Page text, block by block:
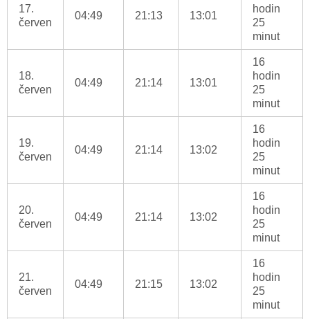
17.
červen
04:49 21:13 13:01
hodin
25
minut
18.
červen
04:49 21:14 13:01
16
hodin
25
minut
19.
červen
04:49 21:14 13:02
16
hodin
25
minut
20.
červen
04:49 21:14 13:02
16
hodin
25
minut
21.
červen
04:49 21:15 13:02
16
hodin
25
minut